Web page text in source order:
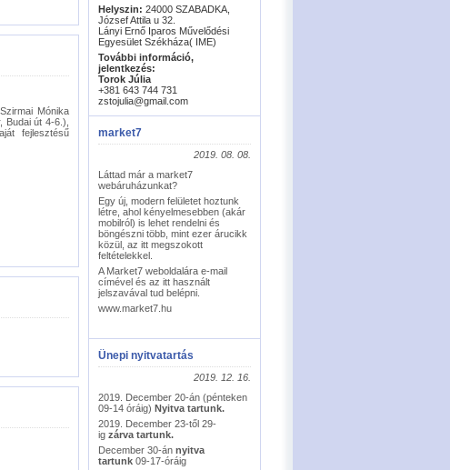
Mónika
út 4-6.),
fejlesztésű
Helyszin: 24000 SZABADKA,
József Attila u 32.
Lányi Ernő Iparos Művelődési
Egyesület Székháza( IME)
További információ,
jelentkezés:
Torok Júlia
+381 643 744 731
zstojulia@gmail.com
market7
2019. 08. 08.
Láttad már a market7
webáruházunkat?
Egy új, modern felületet hoztunk
létre, ahol kényelmesebben (akár
mobilról) is lehet rendelni és
böngészni több, mint ezer árucikk
közül, az itt megszokott
feltételekkel.
A Market7 weboldalára e-mail
címével és az itt használt
jelszavával tud belépni.
www.market7.hu
Ünepi nyitvatartás
2019. 12. 16.
2019. December 20-án (pénteken
09-14 óráig) Nyitva tartunk.
2019. December 23-től 29-
ig zárva tartunk.
December 30-án nyitva
tartunk 09-17-óráig